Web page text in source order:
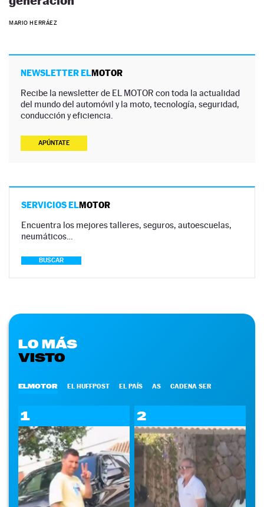
MARIO HERRÁEZ
NEWSLETTER ELMOTOR
Recibe la newsletter de EL MOTOR con toda la actualidad
del mundo del automóvil y la moto, tecnología, seguridad,
conducción y eficiencia.
APÚNTATE
SERVICIOS ELMOTOR
Encuentra los mejores talleres, seguros, autoescuelas,
neumáticos…
BUSCAR
LO MÁS
VISTO
ELMOTOR EL HUFFPOST EL PAÍS AS CADENA SER
1 2